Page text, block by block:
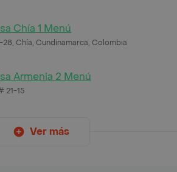
Chía 1 Menú
Chía, Cundinamarca, Colombia
Armenia 2 Menú
21-15
Ver más